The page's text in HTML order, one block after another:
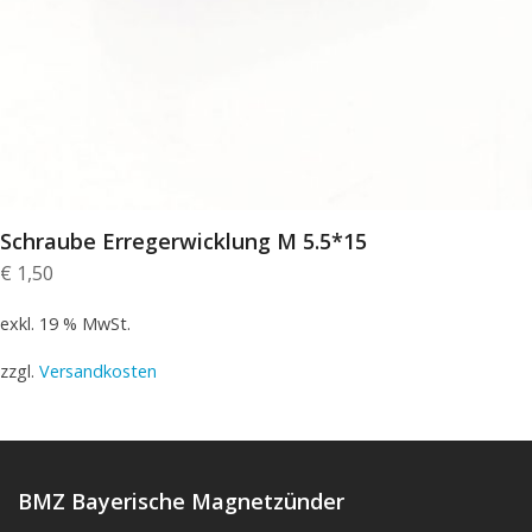
Schraube Erregerwicklung M 5.5*15
€ 1,50
exkl. 19 % MwSt.
zzgl. Versandkosten
BMZ Bayerische Magnetzünder